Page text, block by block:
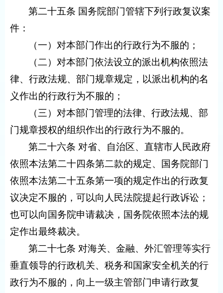
第二十五条 国务院部门管辖下列行政复议案
件：
（一）对本部门作出的行政行为不服的；
（二）对本部门依法设立的派出机构依照法
律、行政法规、部门规章规定，以派出机构的名
义作出的行政行为不服的；
（三）对本部门管理的法律、行政法规、部
门规章授权的组织作出的行政行为不服的。
第二十六条 对省、自治区、直辖市人民政府
依照本法第二十四条第二款的规定、国务院部门
依照本法第二十五条第一项的规定作出的行政复
议决定不服的，可以向人民法院提起行政诉讼；
也可以向国务院申请裁决，国务院依照本法的规
定作出最终裁决。
第二十七条 对海关、金融、外汇管理等实行
垂直领导的行政机关、税务和国家安全机关的行
政行为不服的，向上一级主管部门申请行政复